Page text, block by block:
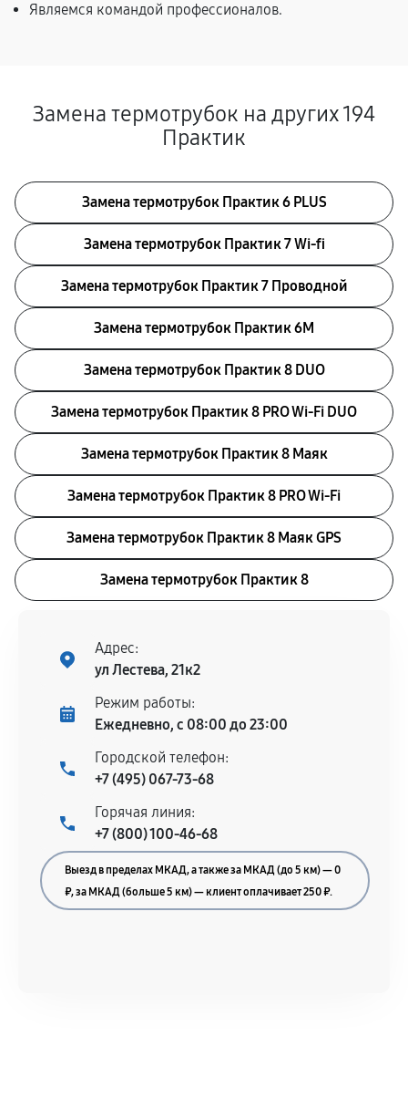
Являемся командой профессионалов.
Замена термотрубок на других 194
Практик
Замена термотрубок Практик 6 PLUS
Замена термотрубок Практик 7 Wi-fi
Замена термотрубок Практик 7 Проводной
Замена термотрубок Практик 6M
Замена термотрубок Практик 8 DUO
Замена термотрубок Практик 8 PRO Wi-Fi DUO
Замена термотрубок Практик 8 Маяк
Замена термотрубок Практик 8 PRO Wi-Fi
Замена термотрубок Практик 8 Маяк GPS
Замена термотрубок Практик 8
Адрес:
ул Лестева, 21к2
Режим работы:
Ежедневно, с 08:00 до 23:00
Городской телефон:
+7 (495) 067-73-68
Горячая линия:
+7 (800) 100-46-68
Выезд в пределах МКАД, а также за МКАД (до 5 км) — 0
₽, за МКАД (больше 5 км) — клиент оплачивает 250 ₽.